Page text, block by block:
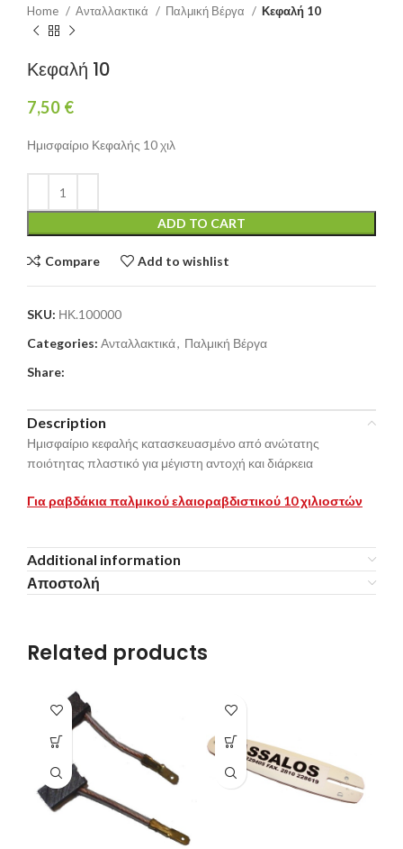
Home Ανταλλακτικά Παλμική Βέργα Κεφαλή 10
Κεφαλή 10
7,50 €
Ημισφαίριο Κεφαλής 10 χιλ
ADD TO CART
Compare Add to wishlist
SKU: ΗΚ.100000
Categories: Ανταλλακτικά, Παλμική Βέργα
Share:
Description
Ημισφαίριο κεφαλής κατασκευασμένο από ανώτατης
ποιότητας πλαστικό για μέγιστη αντοχή και διάρκεια
Για ραβδάκια παλμικού ελαιοραβδιστικού 10χιλιοστών
Additional information
Αποστολή
Related products